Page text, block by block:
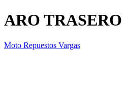
ARO
Moto Repuestos Vargas